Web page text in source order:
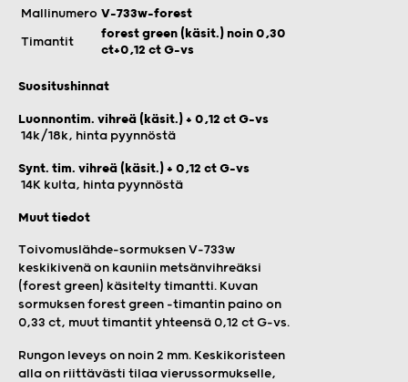
Mallinumero V-733w-forest
Timantit
forest green (käsit.) noin 0,30
ct+0,12 ct G-vs
Suositushinnat
Luonnontim. vihreä (käsit.) + 0,12 ct G-vs
14k/18k, hinta pyynnöstä
Synt. tim. vihreä (käsit.) + 0,12 ct G-vs
14K kulta, hinta pyynnöstä
Muut tiedot
Toivomuslähde-sormuksen V-733w
keskikivenä on kauniin metsänvihreäksi
(forest green) käsitelty timantti. Kuvan
sormuksen forest green -timantin paino on
0,33 ct, muut timantit yhteensä 0,12 ct G-vs.
Rungon leveys on noin 2 mm. Keskikoristeen
alla on riittävästi tilaa vierussormukselle,